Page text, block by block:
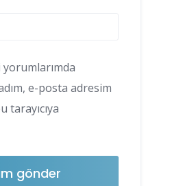
e-posta adresim
tarayıcıya